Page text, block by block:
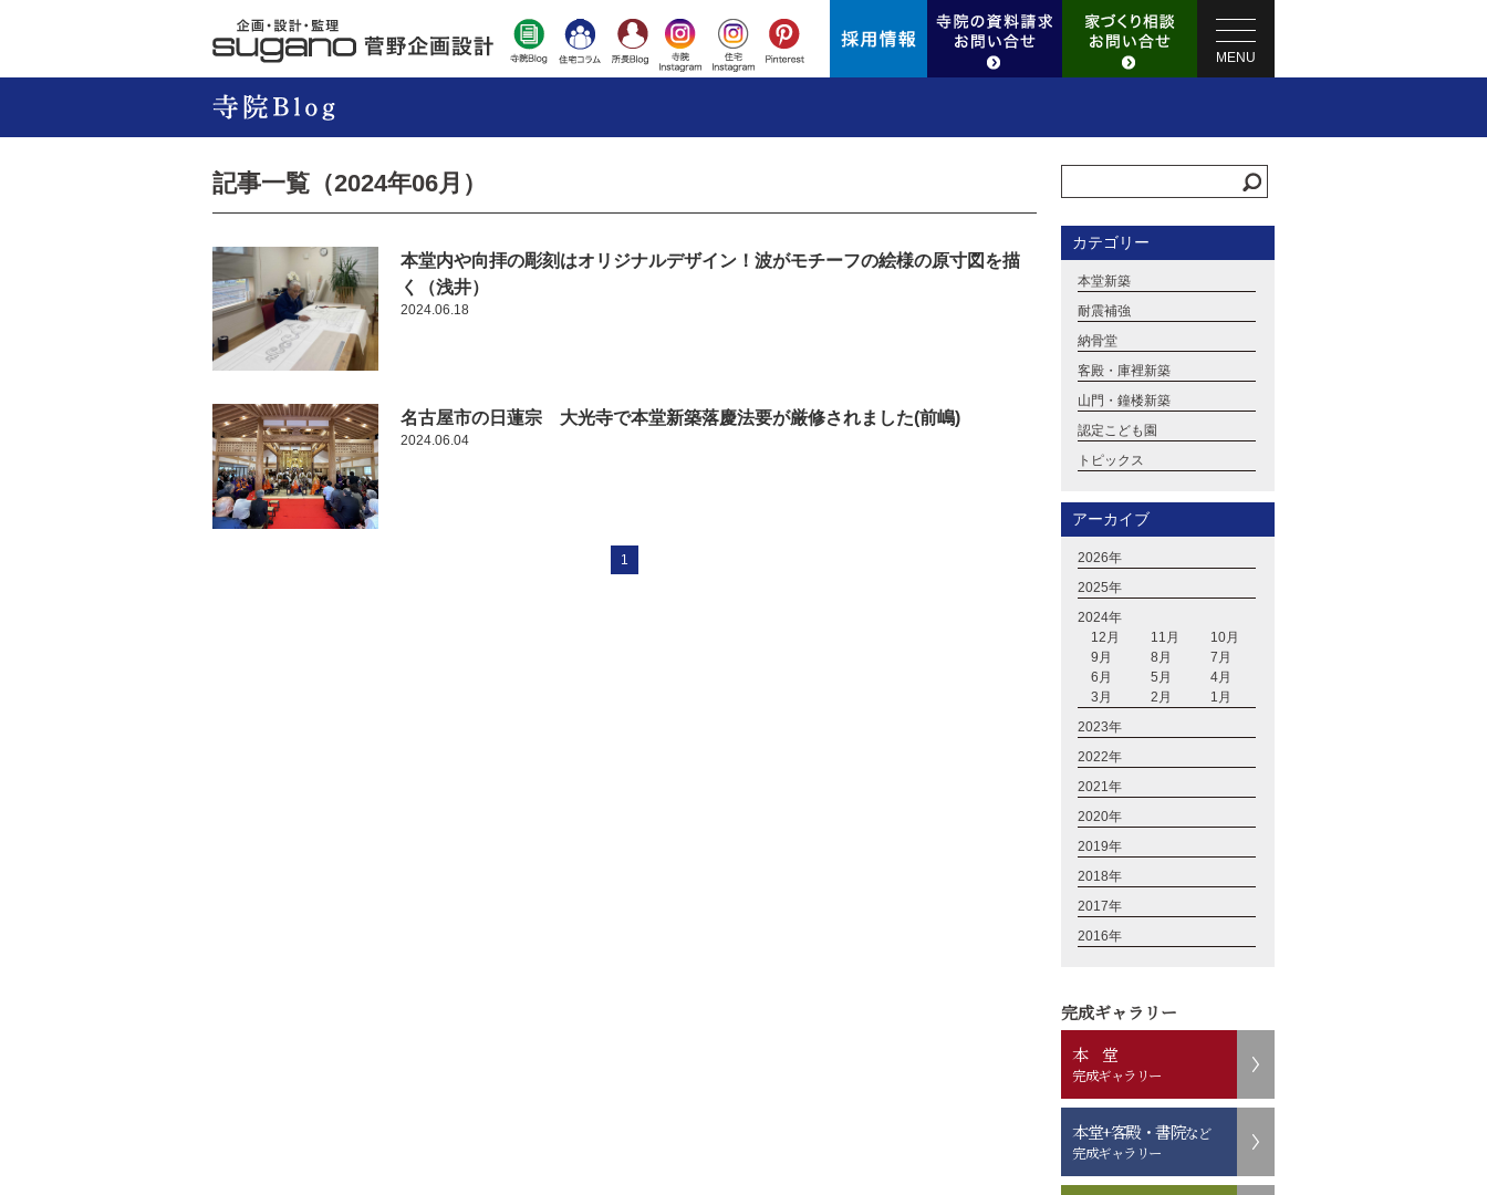
MENU
記事一覧（2024年06月）
本堂内や向拝の彫刻はオリジナルデザイン！波がモチーフの絵様の原寸図を描
く（浅井）
2024.06.18
名古屋市の日蓮宗 大光寺で本堂新築落慶法要が厳修されました(前嶋)
2024.06.04
1
カテゴリー
本堂新築
耐震補強
納骨堂
客殿・庫裡新築
山門・鐘楼新築
認定こども園
トピックス
アーカイブ
2026年
2025年
2024年
12月
11月
10月
9月
8月
7月
6月
5月
4月
3月
2月
1月
2023年
2022年
2021年
2020年
2019年
2018年
2017年
2016年
完成ギャラリー
本 堂
完成ギャラリー
本堂+客殿・書院など
完成ギャラリー